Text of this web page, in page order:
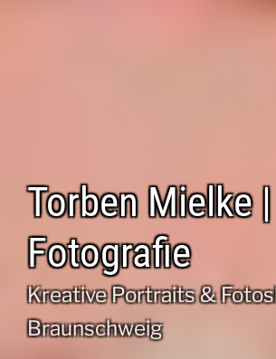
Torben Mielke |
Fotografie
Kreative Portraits &
Braunschweig